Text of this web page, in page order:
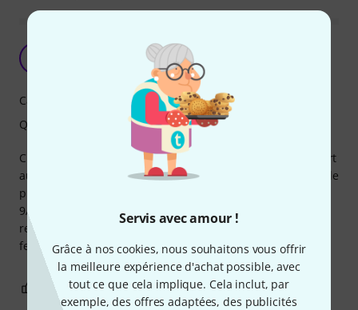
Servis avec amour !
Grâce à nos cookies, nous souhaitons vous offrir
la meilleure expérience d'achat possible, avec
tout ce que cela implique. Cela inclut, par
exemple, des offres adaptées, des publicités
Stph. 01.09.2022
Cher mais solide, très pratique, le gain de place par rapport
aux autres mults / splitters permet de mieux reconsidérer le
prix, compatibilité avec d'autres câbles d'autres marque :
9/10, donc pas toujours parfaite, mais quel câble est à
remettre en question ? J'en rachèterai dès que le besoin se
fera sentir.
Caractéristiques
Qualité de fabrication
0 SIGNALER L'ÉVALUATION